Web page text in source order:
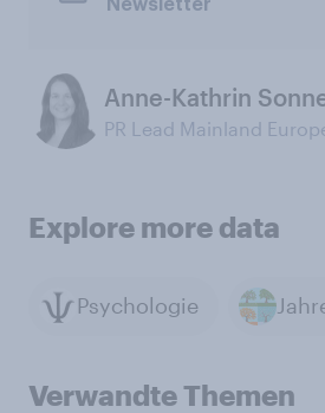
Newsletter
Anne-Kathrin
PR Lead Mainland
Explore more data
Psychologie
Verwandte Themen